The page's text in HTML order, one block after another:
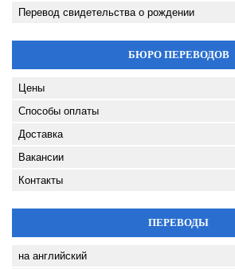
Перевод свидетельства о рождении
БЮРО ПЕРЕВОДОВ
Цены
Способы оплаты
Доставка
Вакансии
Контакты
ПЕРЕВОДЫ
на английский